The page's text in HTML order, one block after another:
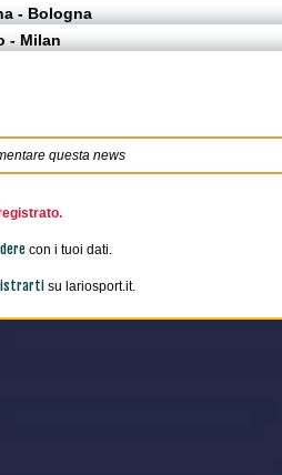
- Bologna
- Milan
questa news
con i tuoi dati.
su lariosport.it.